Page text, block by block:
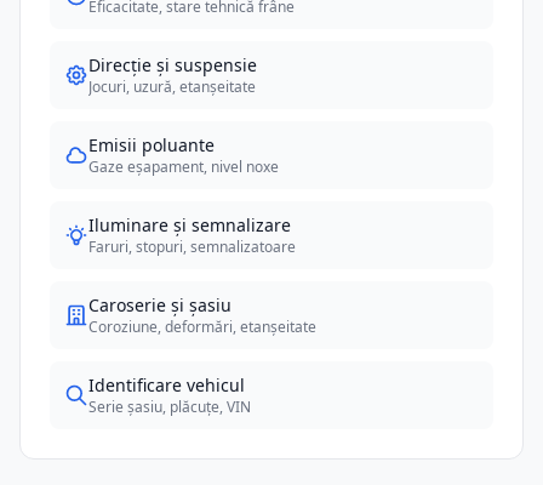
Eficacitate, stare tehnică frâne
Direcție și suspensie
Jocuri, uzură, etanșeitate
Emisii poluante
Gaze eșapament, nivel noxe
Iluminare și semnalizare
Faruri, stopuri, semnalizatoare
Caroserie și șasiu
Coroziune, deformări, etanșeitate
Identificare vehicul
Serie șasiu, plăcuțe, VIN